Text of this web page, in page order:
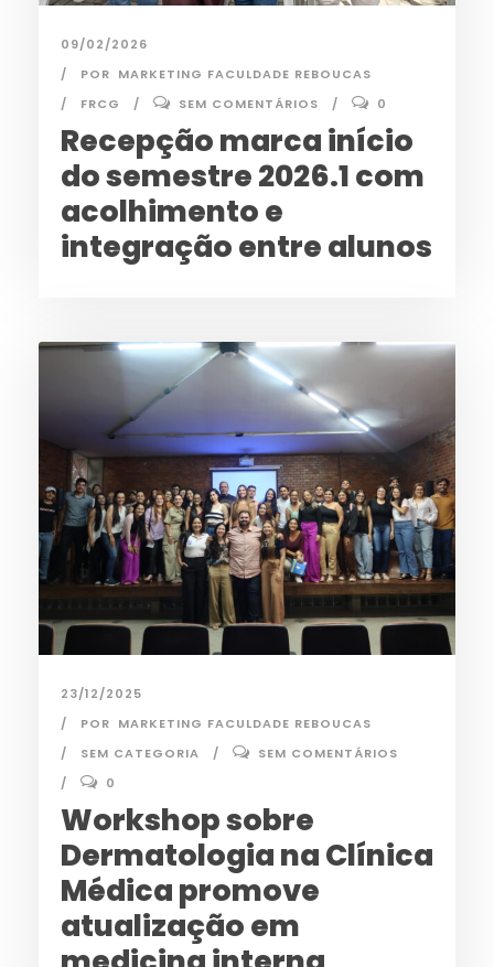
09/02/2026
POR MARKETING FACULDADE REBOUCAS
FRCG
SEM COMENTÁRIOS 0
Recepção marca início
do semestre 2026.1 com
acolhimento e
integração entre alunos
23/12/2025
POR MARKETING FACULDADE REBOUCAS
SEM CATEGORIA
SEM COMENTÁRIOS
0
Workshop sobre
Dermatologia na Clínica
Médica promove
atualização em